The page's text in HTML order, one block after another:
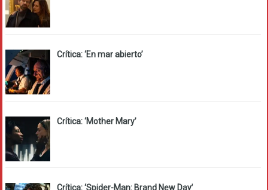
Crítica: ‘En mar abierto’
Crítica: ‘Mother Mary’
Crítica: ‘Spider-Man: Brand New Day’